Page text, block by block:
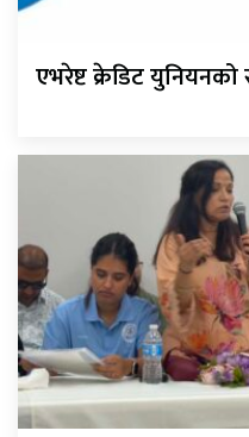
एभरेष्ट क्रेडिट